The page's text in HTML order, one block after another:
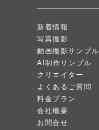
新着情報
写真撮影
動画撮影サンプル
AI制作サンプル
クリエイター
よくあるご質問
料金プラン
会社概要
お問合せ